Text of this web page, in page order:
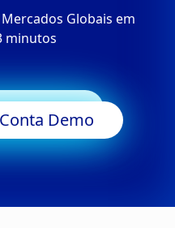
Globais em
minutos
Demo